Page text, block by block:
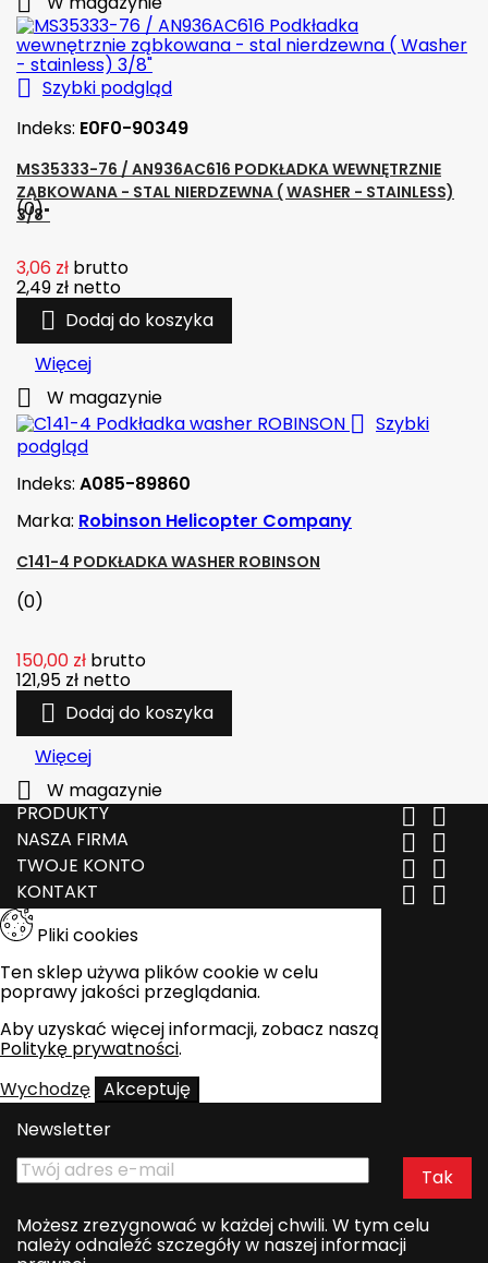
 Szybki podgląd
Indeks: E0F0-90349
MS35333-76 / AN936AC616 PODKŁADKA WEWNĘTRZNIE
ZĄBKOWANA - STAL NIERDZEWNA ( WASHER - STAINLESS)
3/8"
(0)
3,06 zł brutto
2,49 zł netto
 Dodaj do koszyka
Więcej
 W magazynie
 Szybki
podgląd
Indeks: A085-89860
Marka: Robinson Helicopter Company
C141-4 PODKŁADKA WASHER ROBINSON
(0)
150,00 zł brutto
121,95 zł netto
 Dodaj do koszyka
Więcej

W magazynie
PRODUKTY
 
NASZA FIRMA  
TWOJE KONTO  
KONTAKT  
Pliki cookies
Ten sklep używa plików cookie w celu
poprawy jakości przeglądania.
Aby uzyskać więcej informacji, zobacz naszą
Politykę prywatności.
Wychodzę Akceptuję
Newsletter
Możesz zrezygnować w każdej chwili. W tym celu
należy odnaleźć szczegóły w naszej informacji